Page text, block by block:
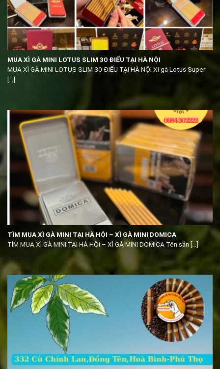
MUA XÌ GÀ MINI LOTUS SLIM 30 ĐIẾU TẠI HÀ NỘI
MUA XÌ GÀ MINI LOTUS SLIM 30 ĐIẾU TẠI HÀ NỘI Xì gà Lotus Super
[...]
TÌM MUA XÌ GÀ MINI TẠI HÀ HỘI – XÌ GÀ MINI DOMICA
TÌM MUA XÌ GÀ MINI TẠI HÀ HỘI – XÌ GÀ MINI DOMICA Tên sản [...]